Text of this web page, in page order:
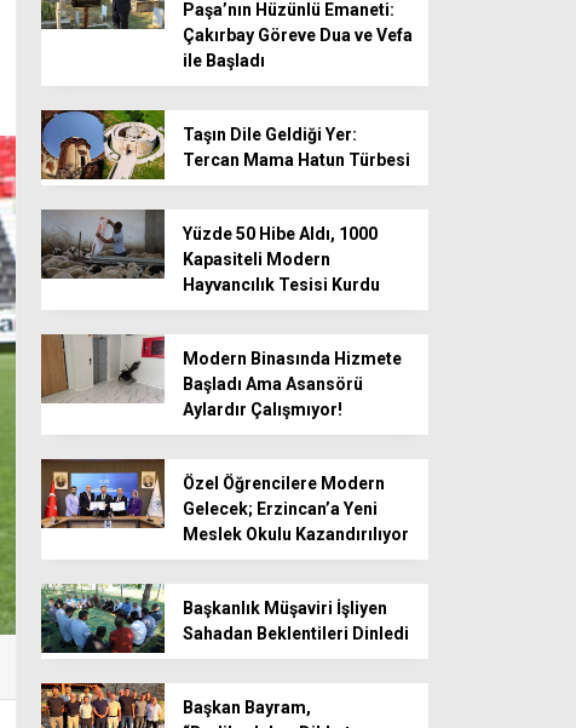
Paşa’nın Hüzünlü Emaneti:
Çakırbay Göreve Dua ve Vefa
ile Başladı
Taşın Dile Geldiği Yer:
Tercan Mama Hatun Türbesi
Yüzde 50 Hibe Aldı, 1000
Kapasiteli Modern
Hayvancılık Tesisi Kurdu
Modern Binasında Hizmete
Başladı Ama Asansörü
Aylardır Çalışmıyor!
Özel Öğrencilere Modern
Gelecek; Erzincan’a Yeni
Meslek Okulu Kazandırılıyor
Başkanlık Müşaviri İşliyen
Sahadan Beklentileri Dinledi
Başkan Bayram,